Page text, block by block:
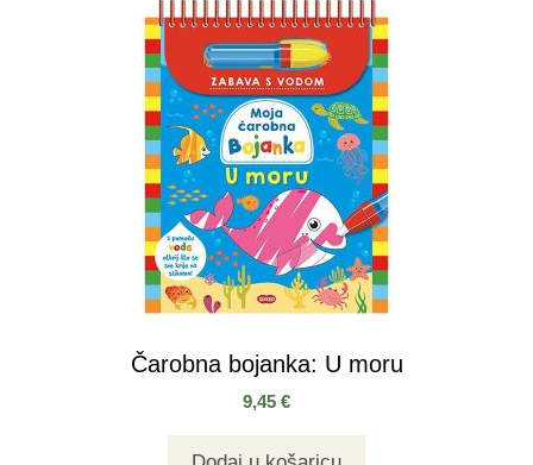
Čarobna bojanka: U moru
9,45 €